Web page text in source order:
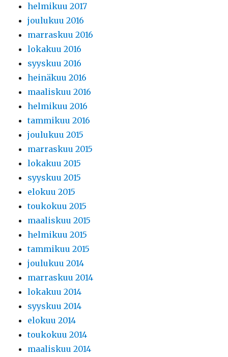
helmikuu 2017
joulukuu 2016
marraskuu 2016
lokakuu 2016
syyskuu 2016
heinäkuu 2016
maaliskuu 2016
helmikuu 2016
tammikuu 2016
joulukuu 2015
marraskuu 2015
lokakuu 2015
syyskuu 2015
elokuu 2015
toukokuu 2015
maaliskuu 2015
helmikuu 2015
tammikuu 2015
joulukuu 2014
marraskuu 2014
lokakuu 2014
syyskuu 2014
elokuu 2014
toukokuu 2014
maaliskuu 2014